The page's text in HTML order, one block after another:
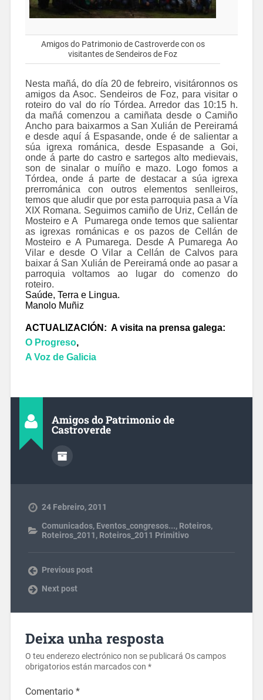
Amigos do Patrimonio de Castroverde con os
visitantes de Sendeiros de Foz
Nesta mañá, do día 20 de febreiro, visitáronnos os
amigos da Asoc. Sendeiros de Foz, para visitar o
roteiro do val do río Tórdea. Arredor das 10:15 h.
da mañá comenzou a camiñata desde o Camiño
Ancho para baixarmos a San Xulián de Pereiramá
e desde aquí á Espasande, onde é de salientar a
súa igrexa románica, desde Espasande a Goi,
onde á parte do castro e sartegos alto medievais,
son de sinalar o muíño e mazo. Logo fomos a
Tórdea, onde á parte de destacar a súa igrexa
prerrománica con outros elementos senlleiros,
temos que aludir que por esta parroquia pasa a Vía
XIX Romana. Seguimos camiño de Uriz, Cellán de
Mosteiro e A Pumarega onde temos que salientar
as igrexas románicas e os pazos de Cellán de
Mosteiro e A Pumarega. Desde A Pumarega Ao
Vilar e desde O Vilar a Cellán de Calvos para
baixar á San Xulián de Pereiramá onde ao pasar a
parroquia voltamos ao lugar do comenzo do
roteiro.
Saúde, Terra e Lingua.
Manolo Muñiz
ACTUALIZACIÓN: A visita na prensa galega:
O Progreso,
A Voz de Galicia
Amigos do Patrimonio de
Castroverde
24 Febreiro, 2011
Comunicados, Eventos_congresos..., Roteiros,
Roteiros_2011, Roteiros_2011 Primitivo
Previous post
Next post
Deixa unha resposta
O teu enderezo electrónico non se publicará Os campos
obrigatorios están marcados con *
Comentario *